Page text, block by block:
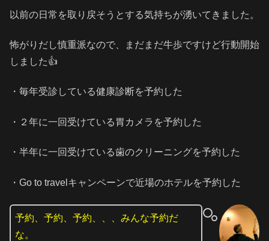
以前の日常を取り戻そうとする気持ちが湧いてきました。
怖がりだし慎重派なので、まだまだ牛歩ですけど行動開始
しました👍
・毎年受診している健康診断を予約した
・２年に一回受けている胃カメラを予約した
・半年に一回受けている歯のクリーニングを予約した
・Go to travelキャンペーンで近場のホテルを予約した
予約、予約、予約、、、みんな予約だ
な。